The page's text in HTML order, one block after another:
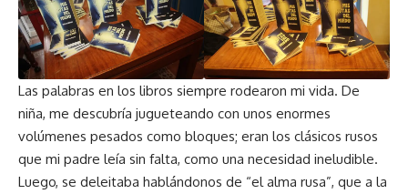
Las palabras en los libros siempre rodearon mi vida. De
niña, me descubría jugueteando con unos enormes
volúmenes pesados como bloques; eran los clásicos rusos
que mi padre leía sin falta, como una necesidad ineludible.
Luego, se deleitaba hablándonos de “el alma rusa”, que a la